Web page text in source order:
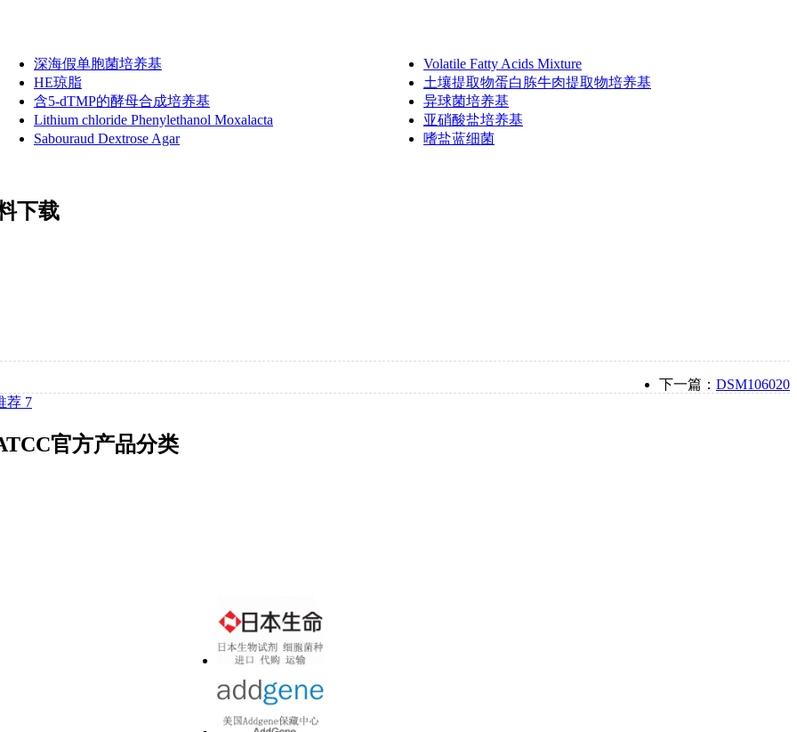
深海假单胞菌培养基
Volatile Fatty Acids Mixture
HE琼脂
土壤提取物蛋白胨牛肉提取物培养基
含5-dTMP的酵母合成培养基
异球菌培养基
Lithium chloride Phenylethanol Moxalacta
亚硝酸盐培养基
Sabouraud Dextrose Agar
嗜盐蓝细菌
下载
下一篇： DSM106020
荐 7
官方产品分类